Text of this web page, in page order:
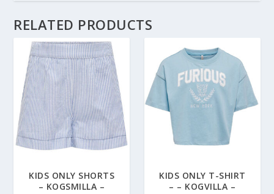
RELATED PRODUCTS
KIDS ONLY SHORTS
– KOGSMILLA –
KIDS ONLY T-SHIRT
– – KOGVILLA –